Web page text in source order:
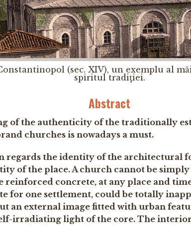
(sec. XIV), un exemplu al
spiritul tradiţiei.
Abstract
of the authenticity of the traditionally
churches is nowadays a must.
the identity of the architectural
of the place. A church cannot be
concrete, at any place and
for one settlement, could be totally
an external image fitted with urban
irradiating light of the core. The